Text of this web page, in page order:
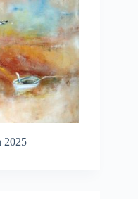
2025